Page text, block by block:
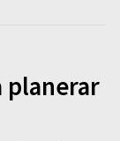
planerar